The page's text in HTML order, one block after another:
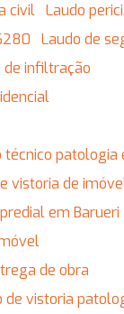
civil
Laudo
Laudo de
de infiltração
técnico
vistoria de
em Barueri
de obra
de vistoria